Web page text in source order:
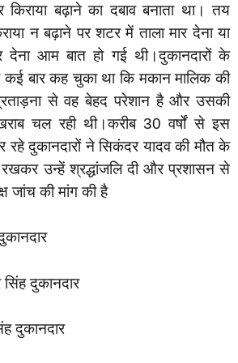
किराया बढ़ाने का दबाव बनाता था। तय
न बढ़ाने पर शटर में ताला मार देना या
देना आम बात हो गई थी।दुकानदारों के
बार कह चुका था कि मकान मालिक की
से वह बेहद परेशान है और उसकी
चल रही थी।करीब 30 वर्षों से इस
रहे दुकानदारों ने सिकंदर यादव की मौत के
रखकर उन्हें श्रद्धांजलि दी और प्रशासन से
जांच की मांग की है
दुकानदार
दुकानदार